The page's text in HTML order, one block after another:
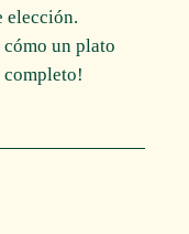
elección.
cómo un plato